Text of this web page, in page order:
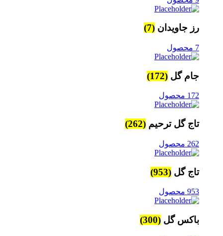
رز جاویدان (7)
7 محصول
جام گل (172)
172 محصول
تاج گل ترحیم (262)
262 محصول
تاج گل (953)
953 محصول
باکس گل (300)